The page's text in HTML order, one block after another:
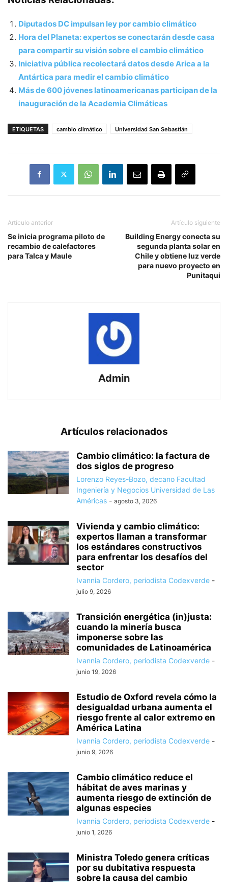
Diputados DC impulsan ley por cambio climático
Hora del Planeta: expertos se conectarán desde casa
para compartir su visión sobre el cambio climático
Iniciativa pública recolectará datos desde Arica a la
Antártica para medir el cambio climático
Más de 600 jóvenes latinoamericanas participan de la
inauguración de la Academia Climáticas
ETIQUETAS cambio climático Universidad San Sebastián
Artículo anterior
Se inicia programa piloto de
recambio de calefactores
para Talca y Maule
Artículo siguiente
Building Energy conecta su
segunda planta solar en
Chile y obtiene luz verde
para nuevo proyecto en
Punitaqui
Admin
Artículos relacionados
Cambio climático: la factura de
dos siglos de progreso
Lorenzo Reyes-Bozo, decano Facultad
Ingeniería y Negocios Universidad de Las
Américas - agosto 3, 2026
Vivienda y cambio climático:
expertos llaman a transformar
los estándares constructivos
para enfrentar los desafíos del
sector
Ivannia Cordero, periodista Codexverde -
julio 9, 2026
Transición energética (in)justa:
cuando la minería busca
imponerse sobre las
comunidades de Latinoamérica
Ivannia Cordero, periodista Codexverde -
junio 19, 2026
Estudio de Oxford revela cómo la
desigualdad urbana aumenta el
riesgo frente al calor extremo en
América Latina
Ivannia Cordero, periodista Codexverde -
junio 9, 2026
Cambio climático reduce el
hábitat de aves marinas y
aumenta riesgo de extinción de
algunas especies
Ivannia Cordero, periodista Codexverde -
junio 1, 2026
Ministra Toledo genera críticas
por su dubitativa respuesta
sobre la causa del cambio